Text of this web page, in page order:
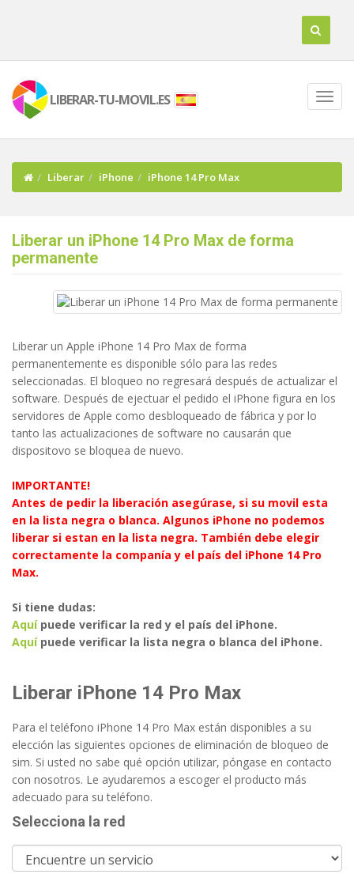
LIBERAR-TU-MOVIL.ES
Liberar iPhone iPhone 14 Pro Max
Liberar un iPhone 14 Pro Max de forma
permanente
Liberar un Apple iPhone 14 Pro Max de forma
permanentemente es disponible sólo para las redes
seleccionadas. El bloqueo no regresará después de actualizar el
software. Después de ejectuar el pedido el iPhone figura en los
servidores de Apple como desbloqueado de fábrica y por lo
tanto las actualizaciones de software no causarán que
dispositovo se bloquea de nuevo.
IMPORTANTE!
Antes de pedir la liberación asegúrase, si su movil esta
en la lista negra o blanca. Algunos iPhone no podemos
liberar si estan en la lista negra. También debe elegir
correctamente la companía y el país del iPhone 14 Pro
Max.
Si tiene dudas:
Aquípuede verificar la red y el país del iPhone.
Aquípuede verificar la lista negra o blanca del iPhone.
Liberar iPhone 14 Pro Max
Para el teléfono iPhone 14 Pro Max están disponibles a su
elección las siguientes opciones de eliminación de bloqueo de
sim. Si usted no sabe qué opción utilizar, póngase en contacto
con nosotros. Le ayudaremos a escoger el producto más
adecuado para su teléfono.
Selecciona la red